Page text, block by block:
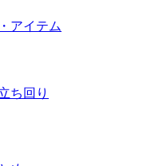
アイテム
ち回り